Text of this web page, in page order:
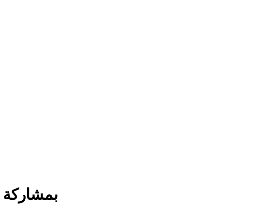
بمشاركة 350 شركة .. انطلاق معرض المنتجات الجزائية في نواكشوط